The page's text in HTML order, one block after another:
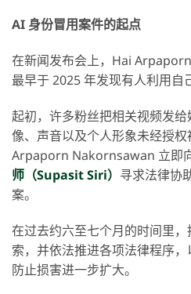
AI 身份冒用案件的起点
在新闻发布会上，Hai
最早于 2025 年发现有人利用自
起初，许多粉丝把相关视频发
像、声音以及个人形象未经授
Arpaporn Nakornsawan 立即
师（Supasit Siri） 寻求法律协
案。
在过去约六至七个月的时间里
索，并依法推进各项法律程序，
防止损害进一步扩大。